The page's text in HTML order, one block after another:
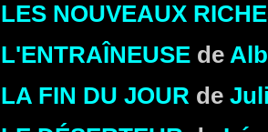
LES NOUVEAUX
L'ENTRAÎNEUSE de
LA FIN DU JOUR de